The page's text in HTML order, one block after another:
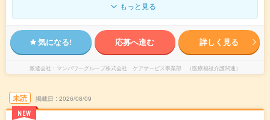
もっと見る
気になる! 応募へ進む 詳しく見る
派遣会社 マンパワーグループ株式会社 ケアサービス事業部 （医療福祉介護関連）
未読
NEW
掲載日 2026/08/09